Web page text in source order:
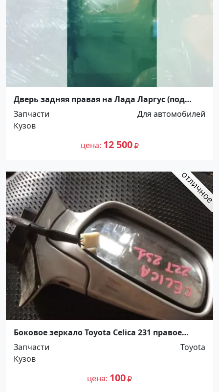
Дверь задняя правая на Лада Ларгус (под
стекло) Краснодар
Запчасти
Для автомобилей
Кузов
цена 12 500
Боковое зеркало Toyota Celica 231 правое
Краснодар
Запчасти
Toyota
Кузов
цена 100